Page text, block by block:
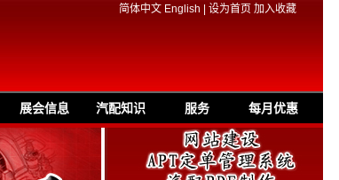
简体中文 English 设为首页 加入收藏
展会信息 汽配知识 服务 每月优惠